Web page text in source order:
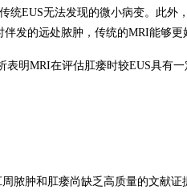
统EUS无法发现的微小病变。此外
发的远处脓肿，传统的MRI能够更
表明MRI在评估肛瘘时较EUS具有一
周脓肿和肛瘘尚缺乏高质量的文献